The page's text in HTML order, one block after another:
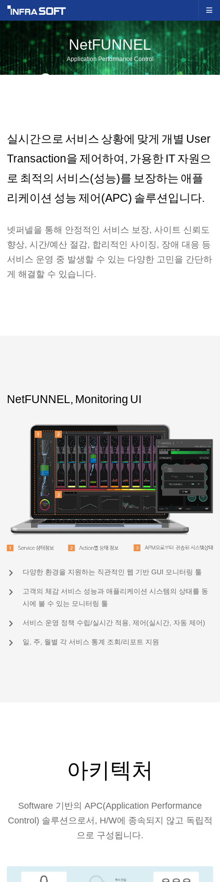
NetFUNNEL
Application Performance Control
실시간으로 서비스 상황에 맞게 개별 User
Transaction을 제어하여, 가용한 IT 자원으
로 최적의 서비스(성능)를 보장하는 애플
리케이션 성능 제어(APC) 솔루션입니다.
넷퍼넬을 통해 안정적인 서비스 보장, 사이트 신뢰도
향상, 시간/예산 절감, 합리적인 사이징, 장애 대응 등
서비스 운영 중 발생할 수 있는 다양한 고민을 간단하
게 해결할 수 있습니다.
NetFUNNEL, Monitoring UI
다양한 환경을 지원하는 직관적인 웹 기반 GUI 모니터링 툴
고객의 체감 서비스 성능과 애플리케이션 시스템의 상태를 동
시에 볼 수 있는 모니터링 툴
서비스 운영 정책 수립/실시간 적용, 제어(실시간, 자동 제어)
일, 주, 월별 각 서비스 통계 조회/리포트 지원
아키텍처
Software 기반의 APC(Application Performance
Control) 솔루션으로서, H/W에 종속되지 않고 독립적
으로 구성됩니다.